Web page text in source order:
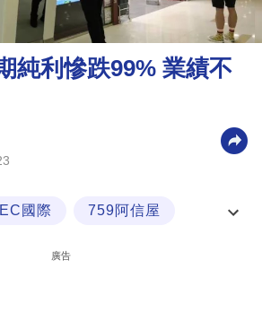
純利慘跌99% 業績不
國際 759阿信屋
廣告